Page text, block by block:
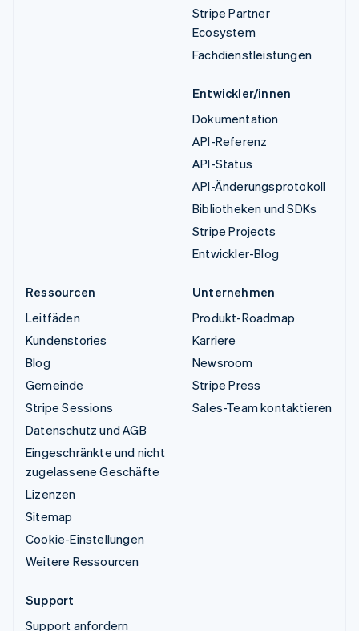
Stripe Partner
Ecosystem
Fachdienstleistungen
Entwickler/innen
Dokumentation
API-Referenz
API-Status
API-Änderungsprotokoll
Bibliotheken und SDKs
Stripe Projects
Entwickler-Blog
Ressourcen
Leitfäden
Kundenstories
Blog
Gemeinde
Stripe Sessions
Datenschutz und AGB
Eingeschränkte und nicht
zugelassene Geschäfte
Lizenzen
Sitemap
Cookie-Einstellungen
Weitere Ressourcen
Unternehmen
Produkt-Roadmap
Karriere
Newsroom
Stripe Press
Sales-Team kontaktieren
Support
Support anfordern